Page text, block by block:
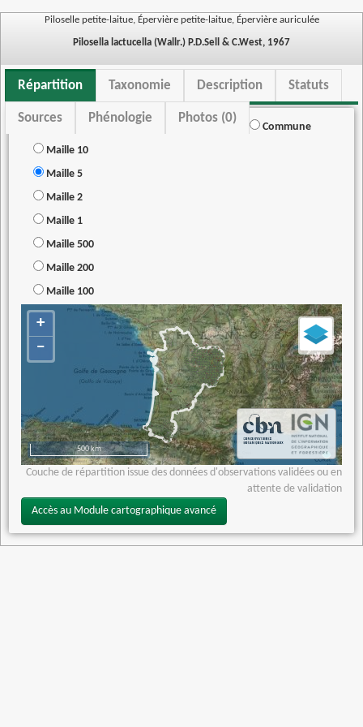
Piloselle petite-laitue, Épervière petite-laitue, Épervière auriculée
Pilosella lactucella (Wallr.) P.D.Sell & C.West, 1967
Répartition Taxonomie Description Statuts
Sources Phénologie Photos (0)
Commune
Maille 10
Maille 5
Maille 2
Maille 1
Maille 500
Maille 200
Maille 100
+
−
500 km
Couche de répartition issue des données d'observations validées ou en
attente de validation
Accès au Module cartographique avancé